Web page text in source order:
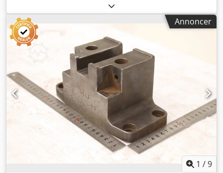
stansværktøj, stans, stansmatric,
hjørneudskæringsstempel, stansstempel, firkantet
udskæringsstempel, udskæringsstempel,
udskæringsværktøj. -Rulleføring: til profilstålsaks,
fladstålsaks... -Rulleafstand: ca. 84 mm -Mål: se billeder -
Dimensioner: 245/143/H70 mm -Vægt: 5,4 kg Crodsznu
Annoncer
1 /9